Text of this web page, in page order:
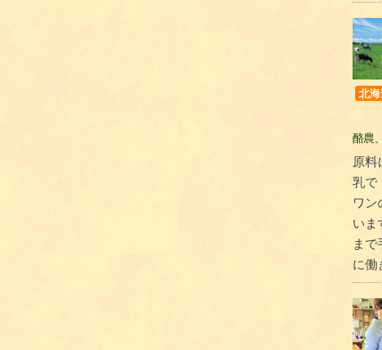
北
酪農
原
乳で
ワン
いま
ま
に働